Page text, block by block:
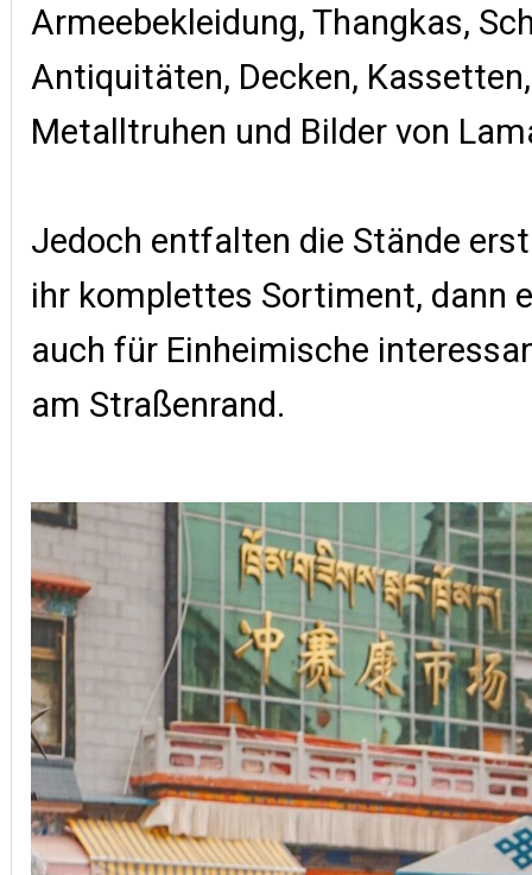
Armeebekleidung, Thangkas,
Antiquitäten, Decken,
Metalltruhen und Bilder von
Jedoch entfalten die Stände
ihr komplettes Sortiment, dann
auch für Einheimische
am Straßenrand.